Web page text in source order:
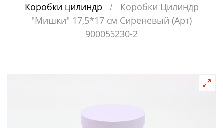
Коробки цилиндр
/
Коробки Цилиндр
"Мишки" 17,5*17 см Сиреневый (Арт)
900056230-2